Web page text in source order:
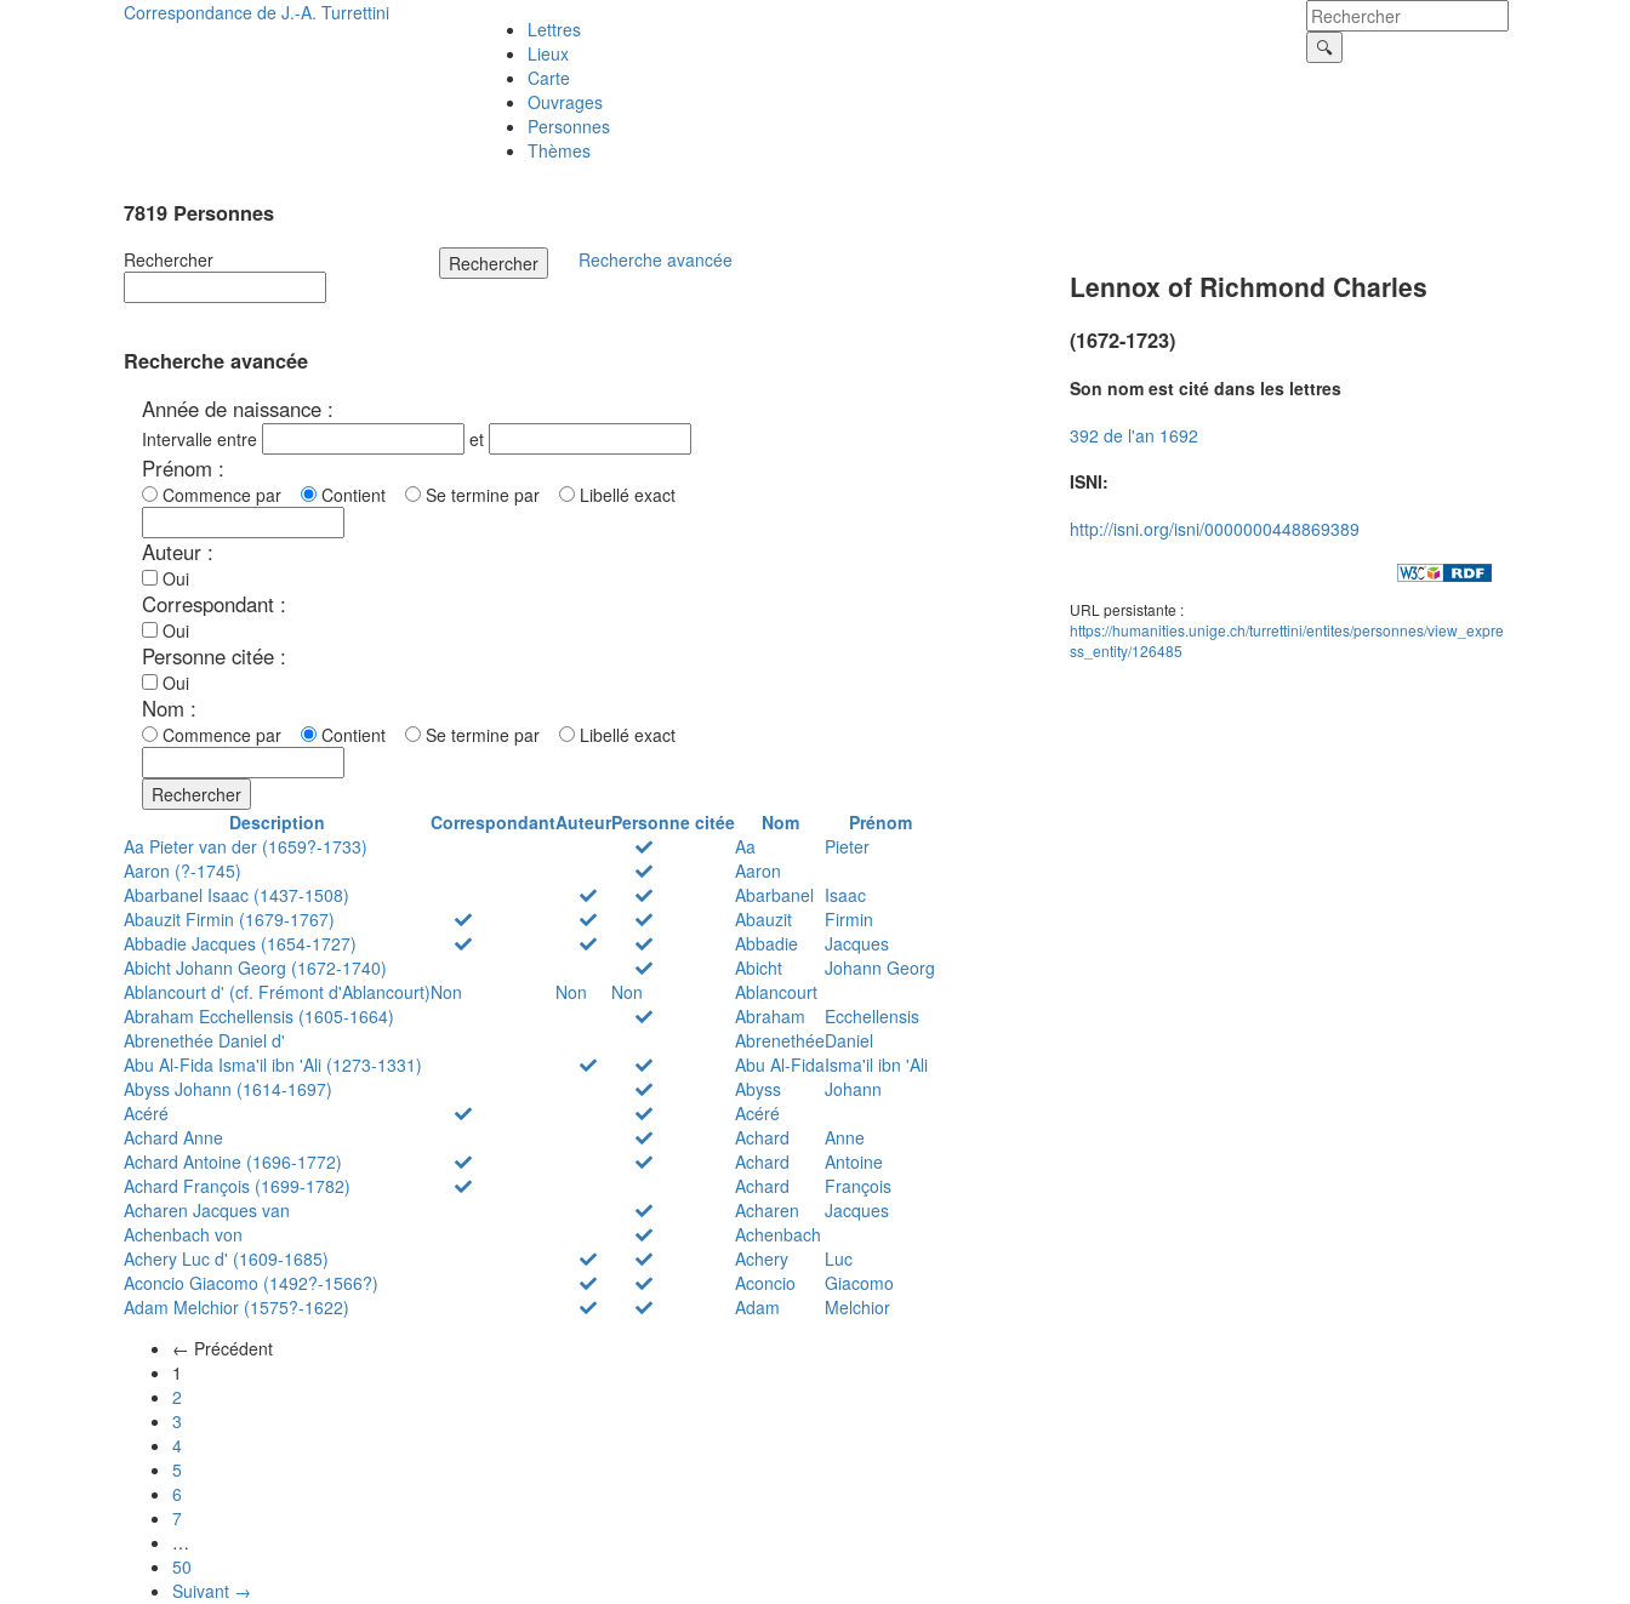
Correspondance de J.-A. Turrettini
Lettres
Lieux
Carte
Ouvrages
Personnes
Thèmes
7819 Personnes
Rechercher Rechercher Recherche avancée
Recherche avancée
Année de naissance :
Intervalle entre et
Prénom :
Commence par Contient Se termine par Libellé exact
Auteur :
Oui
Correspondant :
Oui
Personne citée :
Oui
Nom :
Commence par Contient Se termine par Libellé exact
Rechercher
Description
CorrespondantAuteurPersonne citée Nom
Prénom
Aa Pieter van der (1659?-1733)
Aa
Pieter
Aaron (?-1745)
Aaron
Abarbanel Isaac (1437-1508)
Abarbanel Isaac
Abauzit Firmin (1679-1767)
Abauzit
Firmin
Abbadie Jacques (1654-1727)
Abbadie
Jacques
Abicht Johann Georg (1672-1740)
Abicht
Johann Georg
Ablancourt d' (cf. Frémont d'Ablancourt)Non Non Non
Ablancourt
Abraham Ecchellensis (1605-1664)
Abraham
Ecchellensis
Abrenethée Daniel d'
AbrenethéeDaniel
Abu Al-Fida Isma'il ibn 'Ali (1273-1331)
Abu Al-FidaIsma'il ibn 'Ali
Abyss Johann (1614-1697)
Abyss
Johann
Acéré
Acéré
Achard Anne
Achard
Anne
Achard Antoine (1696-1772)
Achard
Antoine
Achard François (1699-1782)
Achard
François
Acharen Jacques van
Acharen
Jacques
Achenbach von
Achenbach
Achery Luc d' (1609-1685)
Achery
Luc
Aconcio Giacomo (1492?-1566?)
Aconcio
Giacomo
Adam Melchior (1575?-1622)
Adam
Melchior
← Précédent
1
2
3
4
5
6
7
…
50
Suivant →
Lennox of Richmond Charles
(1672-1723)
Son nom est cité dans les lettres
392 de l'an 1692
ISNI:
http://isni.org/isni/0000000448869389
URL persistante :
https://humanities.unige.ch/turrettini/entites/personnes/view_expre
ss_entity/126485